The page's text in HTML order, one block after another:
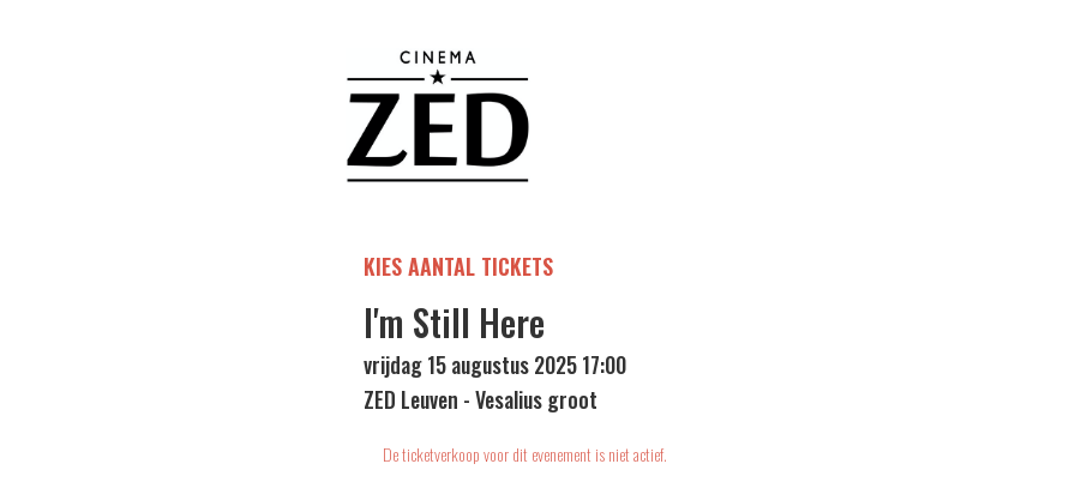
KIES AANTAL TICKETS
I'm Still Here
vrijdag 15 augustus 2025 17:00
ZED Leuven - Vesalius groot
De ticketverkoop voor dit evenement is niet actief.